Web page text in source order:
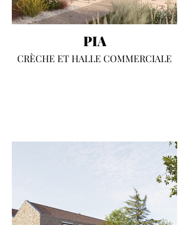
PIA
CRÈCHE ET HALLE COMMERCIALE